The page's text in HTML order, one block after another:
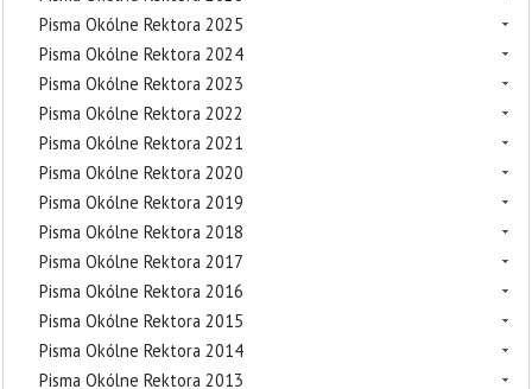
Pisma Okólne Rektora 2025
Pisma Okólne Rektora 2024
Pisma Okólne Rektora 2023
Pisma Okólne Rektora 2022
Pisma Okólne Rektora 2021
Pisma Okólne Rektora 2020
Pisma Okólne Rektora 2019
Pisma Okólne Rektora 2018
Pisma Okólne Rektora 2017
Pisma Okólne Rektora 2016
Pisma Okólne Rektora 2015
Pisma Okólne Rektora 2014
Pisma Okólne Rektora 2013